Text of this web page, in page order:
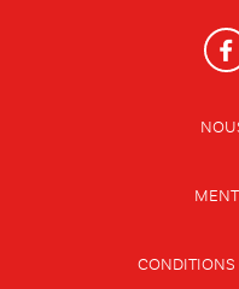
CONDITIONS